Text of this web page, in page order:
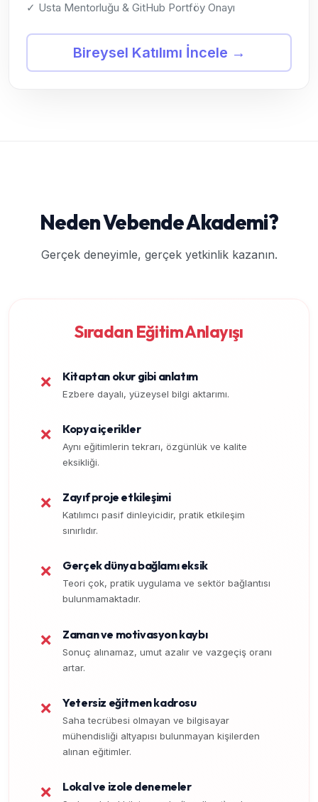
✓ Usta Mentorluğu & GitHub Portföy Onayı
Bireysel Katılımı İncele →
Neden Vebende Akademi?
Gerçek deneyimle, gerçek yetkinlik kazanın.
Sıradan Eğitim Anlayışı
❌ Kitaptan okur gibi anlatım
Ezbere dayalı, yüzeysel bilgi aktarımı.
❌ Kopya içerikler
Aynı eğitimlerin tekrarı, özgünlük ve kalite
eksikliği.
❌ Zayıf proje etkileşimi
Katılımcı pasif dinleyicidir, pratik etkileşim
sınırlıdır.
❌ Gerçek dünya bağlamı eksik
Teori çok, pratik uygulama ve sektör bağlantısı
bulunmamaktadır.
❌ Zaman ve motivasyon kaybı
Sonuç alınamaz, umut azalır ve vazgeçiş oranı
artar.
❌ Yetersiz eğitmen kadrosu
Saha tecrübesi olmayan ve bilgisayar
mühendisliği altyapısı bulunmayan kişilerden
alınan eğitimler.
❌ Lokal ve izole denemeler